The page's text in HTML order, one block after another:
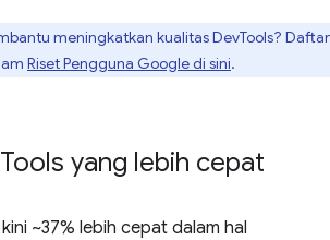
meningkatkan kualitas DevTools? Daftar
Riset Pengguna Google di sini.
Tools yang lebih cepat
~37% lebih cepat dalam hal